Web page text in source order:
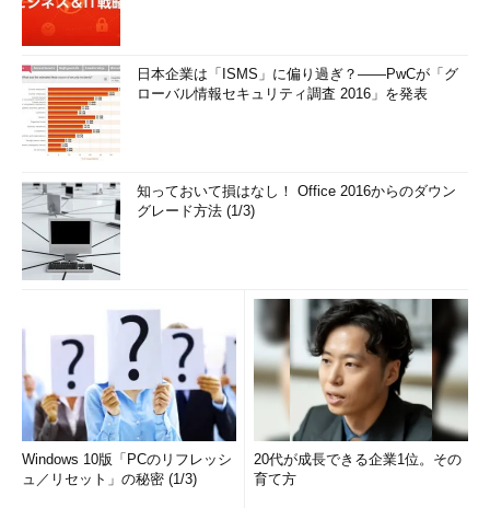
画面4
「y」を入力して、システムのアップデート処理を開
日本企業は「ISMS」に偏り過ぎ？――PwCが「グ
ローバル情報セキュリティ調査 2016」を発表
知っておいて損はなし！ Office 2016からのダウン
グレード方法 (1/3)
Windows 10版「PCのリフレッシ
ュ／リセット」の秘密 (1/3)
20代が成長できる企業1位。その
育て方